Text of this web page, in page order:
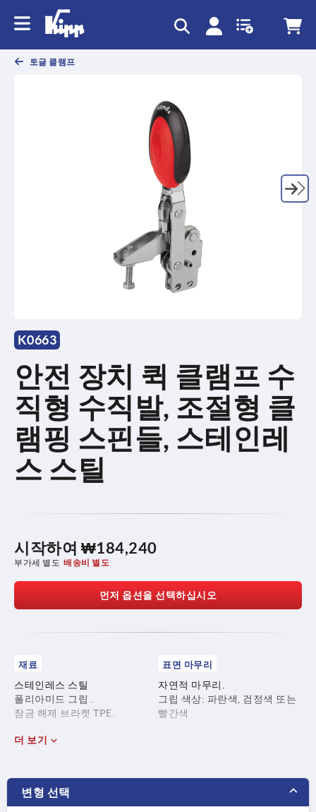
토글 클램프
K0663
안전 장치 퀵 클램프 수
직형 수직발, 조절형 클
램핑 스핀들, 스테인레
스 스틸
시작하여 ₩184,240
부가세 별도 배송비 별도
먼저 옵션을 선택하십시오
재료
스테인레스 스틸
폴리아미드 그립 .
잠금 해제 브라켓 TPE.
표면 마무리
자연적 마무리.
그립 색상: 파란색, 검정색 또는
빨간색
더 보기
변형 선택